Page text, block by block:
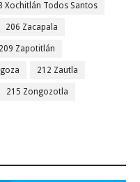
Xochitlán Todos Santos
206 Zacapala
209 Zapotitlán
212 Zautla
215 Zongozotla